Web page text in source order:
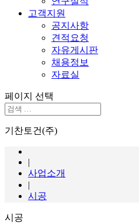
고객지원
공지사항
견적요청
자유게시판
채용정보
자료실
페이지 선택
기찬토건(주)
|
사업소개
|
시공
시공